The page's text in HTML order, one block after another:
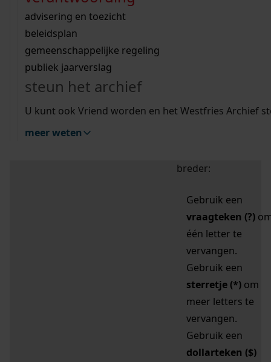
bouwvergunningen
omgevingsvergunningen
vergunningen
beeld en geluid
uitleg nodig?
Wij helpen u op weg met een aantal zoektips.
bekijk alle zoektips
Wij helpen u op weg met een aantal zoektips.
bekijk alle zoektips
bekijk ons geschiedenislokaal
advisering en toezicht
beleidsplan
gemeenschappelijke regeling
publiek jaarverslag
steun het archief
U kunt ook Vriend worden en het Westfries Archief
meer weten
zoektips
Mijn Studiezaal (inloggen)
uw zoekopdracht te
breder:
Gebruik een
vraagteken (?)
één letter te
vervangen.
Gebruik een
sterretje (*) om
meer letters te
vervangen.
Gebruik een
dollarteken ($)